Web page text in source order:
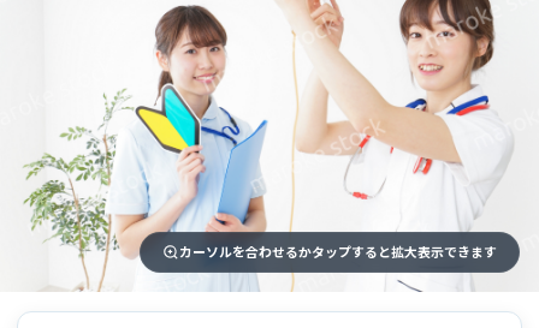
カーソルを合わせるかタップすると拡大表示できます